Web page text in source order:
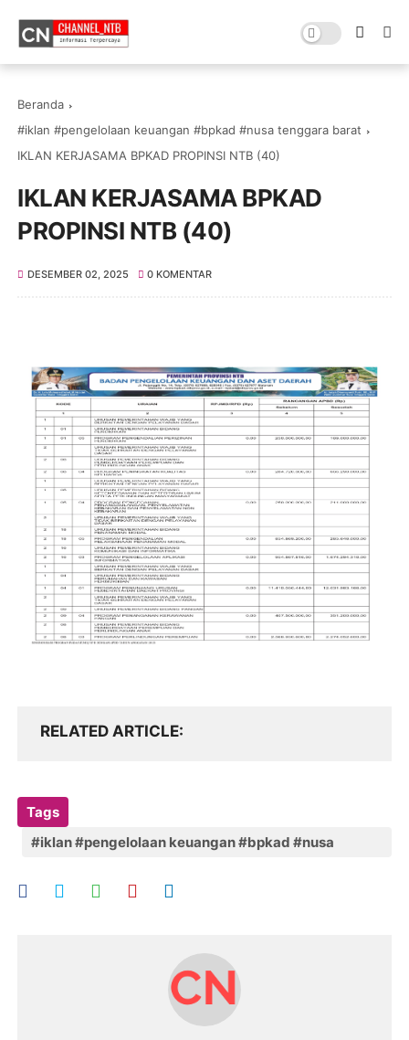
Beranda
#iklan #pengelolaan keuangan #bpkad #nusa tenggara barat
IKLAN KERJASAMA BPKAD PROPINSI NTB (40)
IKLAN KERJASAMA BPKAD
PROPINSI NTB (40)
DESEMBER 02, 2025 0 KOMENTAR
RELATED ARTICLE
Tags
#iklan #pengelolaan keuangan #bpkad #nusa